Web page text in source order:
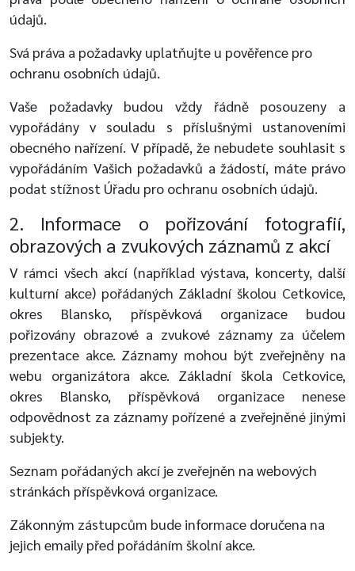
údajů.
Svá práva a požadavky uplatňujte u pověřence pro
ochranu osobních údajů.
Vaše požadavky budou vždy řádně posouzeny a
vypořádány v souladu s příslušnými ustanoveními
obecného nařízení. V případě, že nebudete souhlasit s
vypořádáním Vašich požadavků a žádostí, máte právo
podat stížnost Úřadu pro ochranu osobních údajů.
2. Informace o pořizování fotografií,
obrazových a zvukových záznamů z akcí
V rámci všech akcí (například výstava, koncerty, další
kulturní akce) pořádaných Základní školou Cetkovice,
okres Blansko, příspěvková organizace budou
pořizovány obrazové a zvukové záznamy za účelem
prezentace akce. Záznamy mohou být zveřejněny na
webu organizátora akce. Základní škola Cetkovice,
okres Blansko, příspěvková organizace nenese
odpovědnost za záznamy pořízené a zveřejněné jinými
subjekty.
Seznam pořádaných akcí je zveřejněn na webových
stránkách příspěvková organizace.
Zákonným zástupcům bude informace doručena na
jejich emaily před pořádáním školní akce.